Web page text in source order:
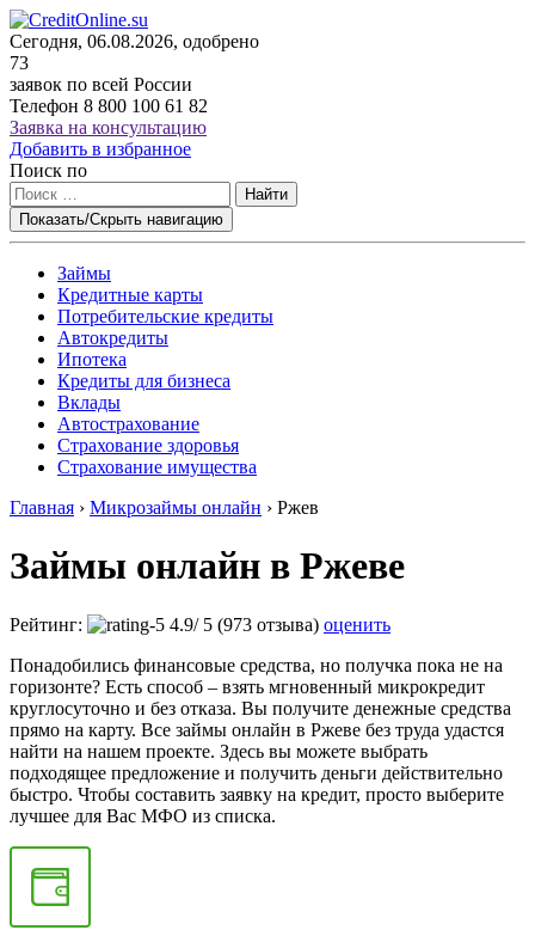
Сегодня, 06.08.2026, одобрено
73
заявок по всей России
Телефон 8 800 100 61 82
Заявка на консультацию
Добавить в избранное
Поиск по
Найти
Показать/Скрыть навигацию
Займы
Кредитные карты
Потребительские кредиты
Автокредиты
Ипотека
Кредиты для бизнеса
Вклады
Автострахование
Страхование здоровья
Страхование имущества
Главная › Микрозаймы онлайн › Ржев
Займы онлайн в Ржеве
Рейтинг: 4.9/ 5 (973 отзыва) оценить
Понадобились финансовые средства, но получка пока не на
горизонте? Есть способ – взять мгновенный микрокредит
круглосуточно и без отказа. Вы получите денежные средства
прямо на карту. Все займы онлайн в Ржеве без труда удастся
найти на нашем проекте. Здесь вы можете выбрать
подходящее предложение и получить деньги действительно
быстро. Чтобы составить заявку на кредит, просто выберите
лучшее для Вас МФО из списка.